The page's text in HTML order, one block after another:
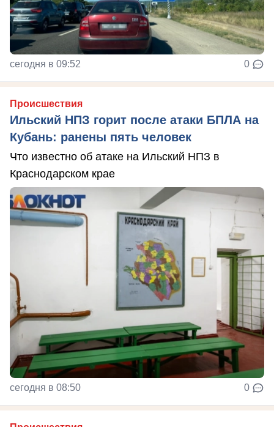
сегодня в 09:52 0
Происшествия
Ильский НПЗ горит после атаки БПЛА на
Кубань: ранены пять человек
Что известно об атаке на Ильский НПЗ в
Краснодарском крае
сегодня в 08:50 0